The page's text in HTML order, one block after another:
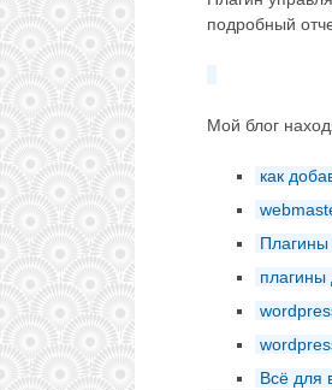
подробный
Мой блог
как
Плагины
плагины
Всё для